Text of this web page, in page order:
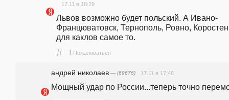
17.11 в 18:29
Львов возможно будет польский. А Ивано-
Францюватовск, Тернополь, Ровно,
для каклов самое то.
# ! Пожаловаться
андpeй николаев — (69676) 17.11 в 17:46
Мощный удар по России...теперь точно